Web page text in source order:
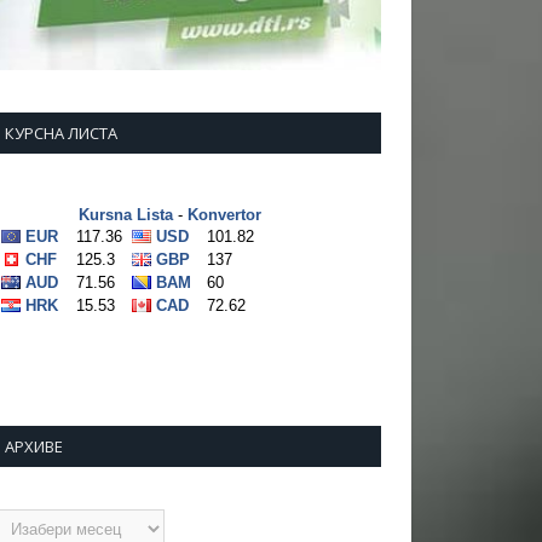
КУРСНА ЛИСТА
АРХИВЕ